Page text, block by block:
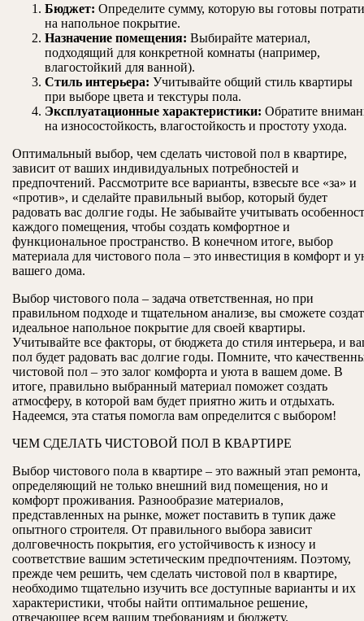
Бюджет: Определите сумму, которую вы готовы
на напольное покрытие.
Назначение помещения: Выбирайте материал,
подходящий для конкретной комнаты (например,
влагостойкий для ванной).
Стиль интерьера: Учитывайте общий стиль квартиры
при выборе цвета и текстуры пола.
Эксплуатационные характеристики: Обратите
на износостойкость, влагостойкость и простоту ухода.
Оптимальный выбор, чем сделать чистовой пол в квартире,
зависит от ваших индивидуальных потребностей и
предпочтений. Рассмотрите все варианты, взвесьте все «за» и
«против», и сделайте правильный выбор, который будет
радовать вас долгие годы. Не забывайте учитывать
каждого помещения, чтобы создать комфортное и
функциональное пространство. В конечном итоге, выбор
материала для чистового пола – это инвестиция в комфорт и
вашего дома.
Выбор чистового пола – задача ответственная, но при
правильном подходе и тщательном анализе, вы сможете
идеальное напольное покрытие для своей квартиры.
Учитывайте все факторы, от бюджета до стиля интерьера, и
пол будет радовать вас долгие годы. Помните, что
чистовой пол – это залог комфорта и уюта в вашем доме. В
итоге, правильно выбранный материал поможет создать
атмосферу, в которой вам будет приятно жить и отдыхать.
Надеемся, эта статья помогла вам определится с выбором!
ЧЕМ СДЕЛАТЬ ЧИСТОВОЙ ПОЛ В КВАРТИРЕ
Выбор чистового пола в квартире – это важный этап ремонта,
определяющий не только внешний вид помещения, но и
комфорт проживания. Разнообразие материалов,
представленных на рынке, может поставить в тупик даже
опытного строителя. От правильного выбора зависит
долговечность покрытия, его устойчивость к износу и
соответствие вашим эстетическим предпочтениям. Поэтому,
прежде чем решить, чем сделать чистовой пол в квартире,
необходимо тщательно изучить все доступные варианты и их
характеристики, чтобы найти оптимальное решение,
отвечающее всем вашим требованиям и бюджету.